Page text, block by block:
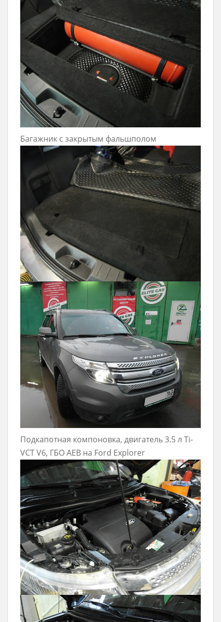
Багажник с закрытым фальшполом
Подкапотная компоновка, двигатель 3.5 л Ti-
VCT V6, ГБО AEB на Ford Explorer